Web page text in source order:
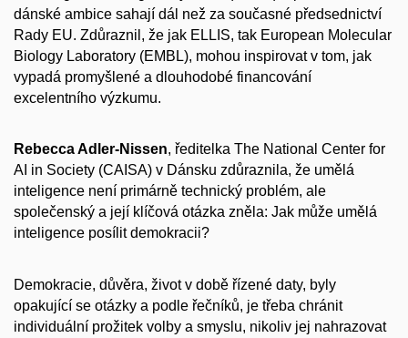
dánské ambice sahají dál než za současné předsednictví
Rady EU. Zdůraznil, že jak ELLIS, tak European Molecular
Biology Laboratory (EMBL), mohou inspirovat v tom, jak
vypadá promyšlené a dlouhodobé financování
excelentního výzkumu.
Rebecca Adler-Nissen, ředitelka The National Center for
AI in Society (CAISA) v Dánsku zdůraznila, že umělá
inteligence není primárně technický problém, ale
společenský a její klíčová otázka zněla: Jak může umělá
inteligence posílit demokracii?
Demokracie, důvěra, život v době řízené daty, byly
opakující se otázky a podle řečníků, je třeba chránit
individuální prožitek volby a smyslu, nikoliv jej nahrazovat